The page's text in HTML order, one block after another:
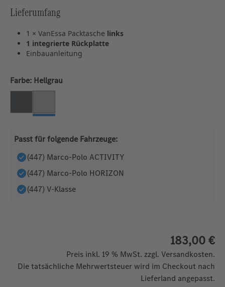
Lieferumfang
1 × VanEssa Packtasche links
1 integrierte Rückplatte
Einbauanleitung
Farbe:auswählen
Hellgrau
Passt für folgende Fahrzeuge:
(447) Marco-Polo ACTIVITY
(447) Marco-Polo HORIZON
(447) V-Klasse
183,00 €
Preis inkl. 19 % MwSt. zzgl. Versandkosten.
Die tatsächliche Mehrwertsteuer wird im Checkout nach
Lieferland angepasst.